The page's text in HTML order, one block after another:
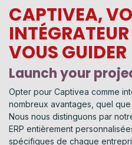
CAPTIVEA,
VOUS GUIDER
Launch your
Opter pour Captivea comme
nombreux avantages, quel
Nous nous distinguons par
ERP entièrement
spécifiques de chaque